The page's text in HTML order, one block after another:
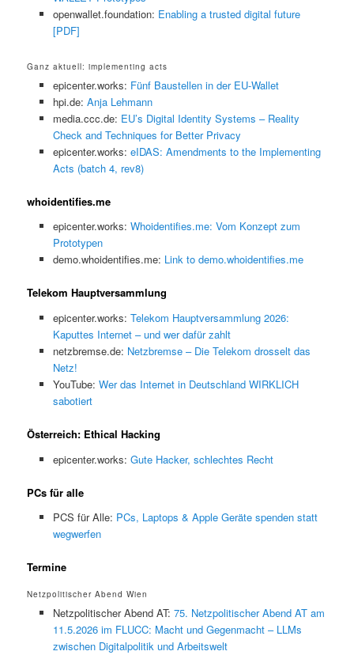
openwallet.foundation: Enabling a trusted digital future
[PDF]
Ganz aktuell: implementing acts
epicenter.works: Fünf Baustellen in der EU-Wallet
hpi.de: Anja Lehmann
media.ccc.de: EU’s Digital Identity Systems – Reality
Check and Techniques for Better Privacy
epicenter.works: eIDAS: Amendments to the Implementing
Acts (batch 4, rev8)
whoidentifies.me
epicenter.works: Whoidentifies.me: Vom Konzept zum
Prototypen
demo.whoidentifies.me: Link to demo.whoidentifies.me
Telekom Hauptversammlung
epicenter.works: Telekom Hauptversammlung 2026:
Kaputtes Internet – und wer dafür zahlt
netzbremse.de: Netzbremse – Die Telekom drosselt das
Netz!
YouTube: Wer das Internet in Deutschland WIRKLICH
sabotiert
Österreich: Ethical Hacking
epicenter.works: Gute Hacker, schlechtes Recht
PCs für alle
PCS für Alle: PCs, Laptops & Apple Geräte spenden statt
wegwerfen
Termine
Netzpolitischer Abend Wien
Netzpolitischer Abend AT: 75. Netzpolitischer Abend AT am
11.5.2026 im FLUCC: Macht und Gegenmacht – LLMs
zwischen Digitalpolitik und Arbeitswelt